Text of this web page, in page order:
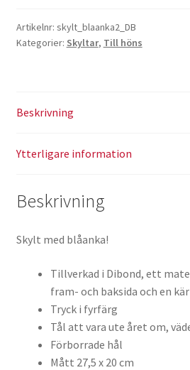
ankor
mängd
Artikelnr: skylt_blaanka2_DB
Kategorier: Skyltar, Till höns
Beskrivning
Ytterligare information
Beskrivning
Skylt med blåanka!
Tillverkad i Dibond, ett
fram- och baksida och en
Tryck i fyrfärg
Tål att vara ute året om,
Förborrade hål
Mått 27,5 x 20 cm